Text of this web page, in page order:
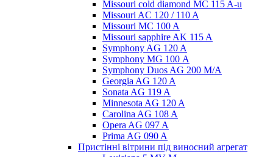
Missouri cold diamond MC 115 A-u
Missouri AC 120 / 110 A
Missouri MC 100 A
Missouri sapphire AK 115 A
Symphony AG 120 A
Symphony MG 100 А
Symphony Duos AG 200 M/A
Georgia AG 120 A
Sonata AG 119 A
Minnesota AG 120 A
Carolina AG 108 A
Opera AG 097 A
Prima AG 090 A
Пристінні вітрини під виносний агрегат